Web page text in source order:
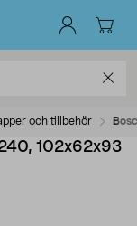
och tillbehör
102x62x93